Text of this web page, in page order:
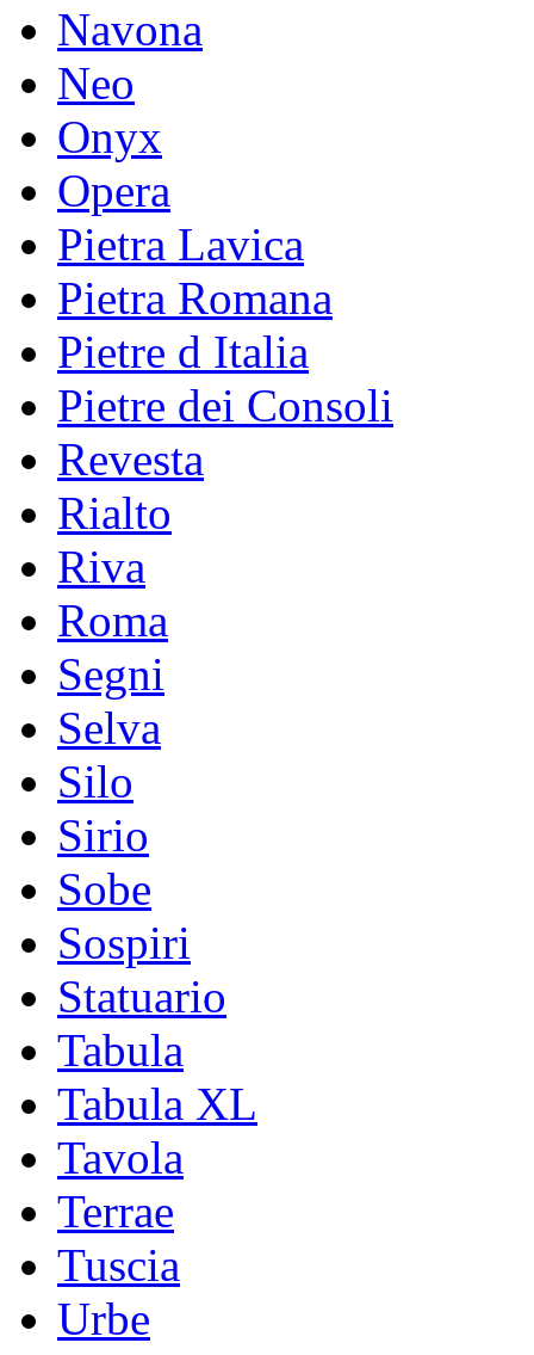
Navona
Neo
Onyx
Opera
Pietra Lavica
Pietra Romana
Pietre d Italia
Pietre dei Consoli
Revesta
Rialto
Riva
Roma
Segni
Selva
Silo
Sirio
Sobe
Sospiri
Statuario
Tabula
Tabula XL
Tavola
Terrae
Tuscia
Urbe